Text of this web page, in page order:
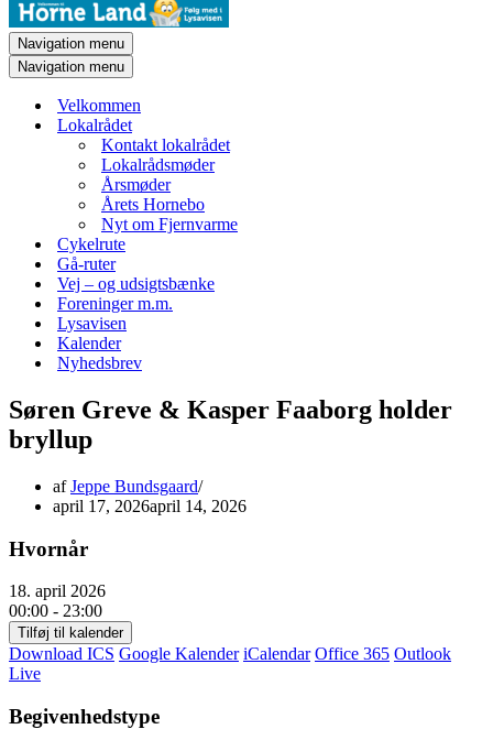
Navigation menu
Navigation menu
Velkommen
Lokalrådet
Kontakt lokalrådet
Lokalrådsmøder
Årsmøder
Årets Hornebo
Nyt om Fjernvarme
Cykelrute
Gå-ruter
Vej – og udsigtsbænke
Foreninger m.m.
Lysavisen
Kalender
Nyhedsbrev
Søren Greve & Kasper Faaborg holder
bryllup
afJeppe Bundsgaard
april 17, 2026april 14, 2026
Hvornår
18. april 2026
00:00 - 23:00
Tilføj til kalender
Download ICS Google Kalender iCalendar Office 365 Outlook
Live
Begivenhedstype